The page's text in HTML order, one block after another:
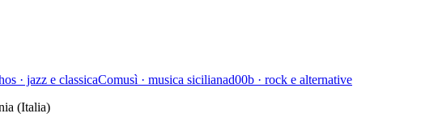
· jazz e classicaComusì · musica sicilianad00b · rock e alternative
(Italia)